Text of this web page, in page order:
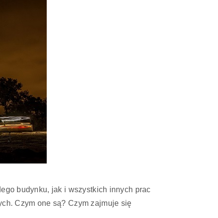
budynku, jak i wszystkich innych prac
Czym one są? Czym zajmuje się